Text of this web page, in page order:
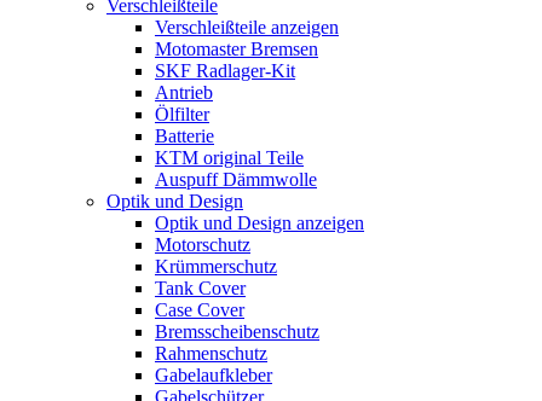
Verschleißteile
Verschleißteile anzeigen
Motomaster Bremsen
SKF Radlager-Kit
Antrieb
Ölfilter
Batterie
KTM original Teile
Auspuff Dämmwolle
Optik und Design
Optik und Design anzeigen
Motorschutz
Krümmerschutz
Tank Cover
Case Cover
Bremsscheibenschutz
Rahmenschutz
Gabelaufkleber
Gabelschützer